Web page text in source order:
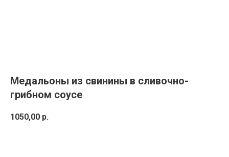
Медальоны из свинины в сливочно-
грибном соусе
1050,00 р.